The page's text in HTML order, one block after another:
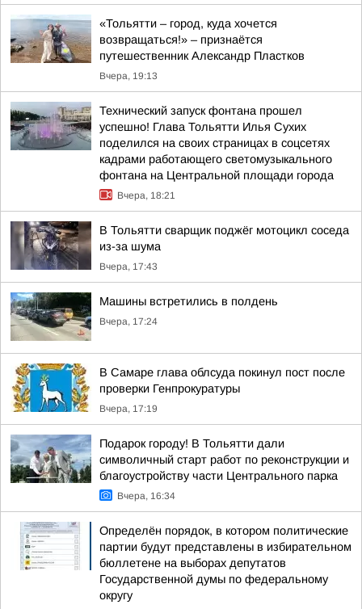
«Тольятти – город, куда хочется
возвращаться!» – признаётся
путешественник Александр Пластков
Вчера, 19:13
Технический запуск фонтана прошел
успешно! Глава Тольятти Илья Сухих
поделился на своих страницах в соцсетях
кадрами работающего светомузыкального
фонтана на Центральной площади города
Вчера, 18:21
В Тольятти сварщик поджёг мотоцикл соседа
из-за шума
Вчера, 17:43
Машины встретились в полдень
Вчера, 17:24
В Самаре глава облсуда покинул пост после
проверки Генпрокуратуры
Вчера, 17:19
Подарок городу! В Тольятти дали
символичный старт работ по реконструкции и
благоустройству части Центрального парка
Вчера, 16:34
Определён порядок, в котором политические
партии будут представлены в избирательном
бюллетене на выборах депутатов
Государственной думы по федеральному
округу